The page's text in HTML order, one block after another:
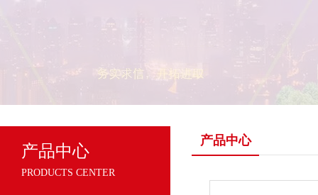
产品中心
PRODUCTS CENTER
产品中心